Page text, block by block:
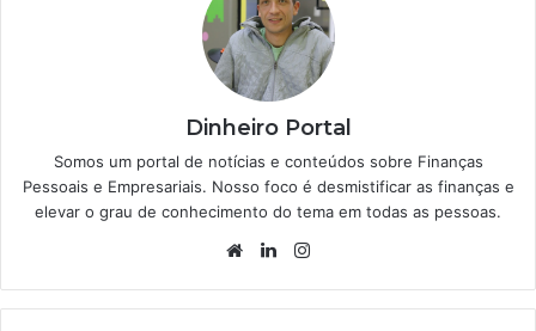
Dinheiro Portal
Somos um portal de notícias e conteúdos sobre Finanças
Pessoais e Empresariais. Nosso foco é desmistificar as finanças e
elevar o grau de conhecimento do tema em todas as pessoas.
WebsiteLinkedin